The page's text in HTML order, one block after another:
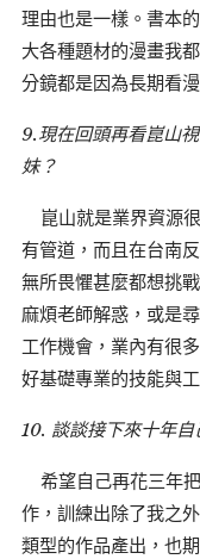
理由也是一樣。書本
大各種題材的漫畫我
分鏡都是因為長期看
9.現在回頭再看崑山
妹？
崑山就是業界資源
有管道，而且在台南
無所畏懼甚麼都想挑
麻煩老師解惑，或是
工作機會，業內有很
好基礎專業的技能與
10. 談談接下來十年自
希望自己再花三年
作，訓練出除了我之
類型的作品產出，也